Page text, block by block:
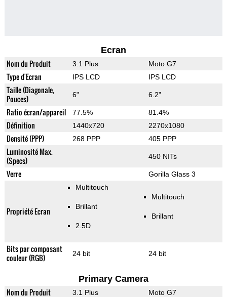
Ecran
Nom du Produit 3.1 Plus Moto G7
Type d'Ecran IPS LCD IPS LCD
Taille (Diagonale,
Pouces)
6" 6.2"
Ratio écran/appareil 77.5% 81.4%
Définition 1440x720 2270x1080
Densité (PPP) 268 PPP 405 PPP
Luminosité Max.
(Specs)
450 NITs
Verre Gorilla Glass 3
Propriété Ecran
Multitouch
Brillant
2.5D
Multitouch
Brillant
Bits par composant
couleur (RGB)
24 bit 24 bit
Primary Camera
Nom du Produit 3.1 Plus Moto G7